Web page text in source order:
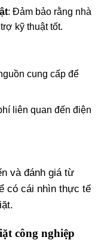
: Đảm bảo rằng nhà
kỹ thuật tốt.
cung cấp để
liên quan đến điện
và đánh giá từ
có cái nhìn thực tế
công nghiệp